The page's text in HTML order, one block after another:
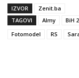
IZVOR
Zenit.ba
TAGOVI
Almy BiH
Fotomodel
RS